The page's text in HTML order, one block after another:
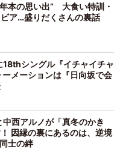
本の思い出” 大食い特訓・
ア…盛りだくさんの裏話
シングル『イチャイチャ
メーションは『日向坂で会
西アルノが「真冬のかき
因縁の裏にあるのは、逆境
士の絆